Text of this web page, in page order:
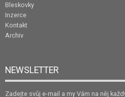
Bleskovky
Inzerce
Kontakt
Archiv
NEWSLETTER
Zadejte svůj e-mail a my Vám na něj